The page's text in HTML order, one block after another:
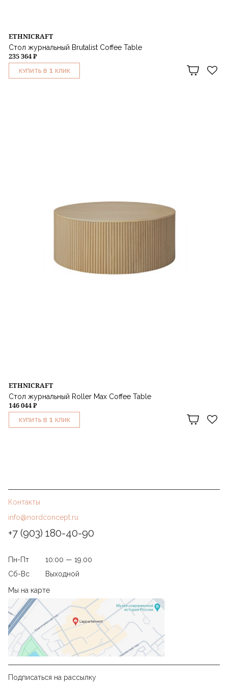
ETHNICRAFT
Стол журнальный Brutalist Coffee Table
235 364 ₽
КУПИТЬ В 1 КЛИК
ETHNICRAFT
Стол журнальный Roller Max Coffee Table
146 044 ₽
КУПИТЬ В 1 КЛИК
Контакты
info@nordconcept.ru
+7 (903) 180-40-90
Пн-Пт
10:00 — 19.00
Сб-Вс
Выходной
Мы на карте
Подписаться на рассылку